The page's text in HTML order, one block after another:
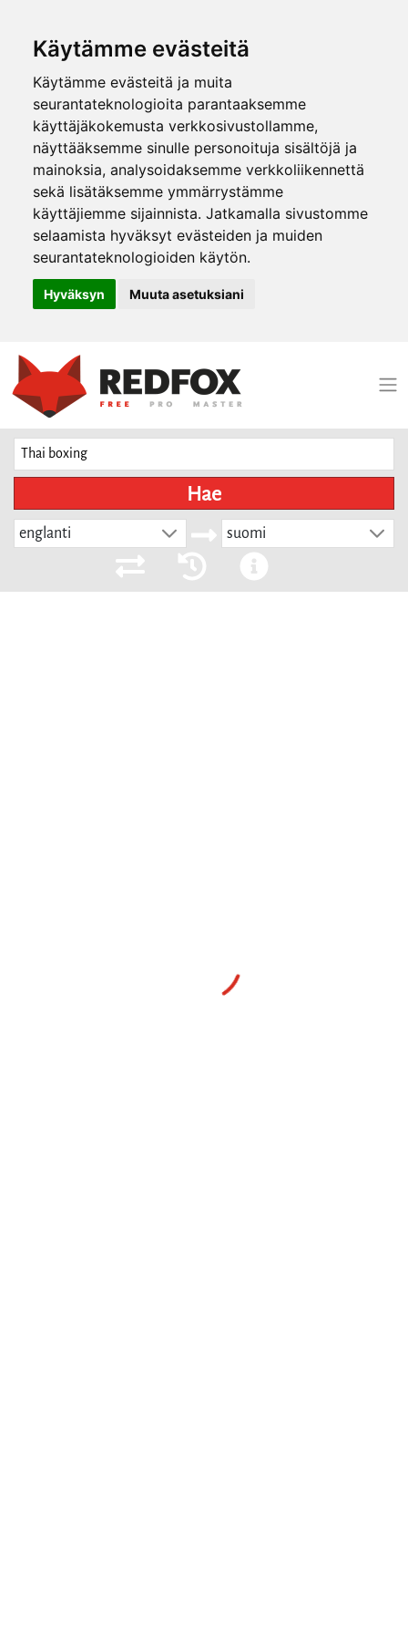
Käytämme evästeitä
Käytämme evästeitä ja muita
seurantateknologioita parantaaksemme
käyttäjäkokemusta verkkosivustollamme,
näyttääksemme sinulle personoituja sisältöjä ja
mainoksia, analysoidaksemme verkkoliikennettä
sekä lisätäksemme ymmärrystämme
käyttäjiemme sijainnista. Jatkamalla sivustomme
selaamista hyväksyt evästeiden ja muiden
seurantateknologioiden käytön.
Hyväksyn Muuta asetuksiani
Hae
englanti suomi